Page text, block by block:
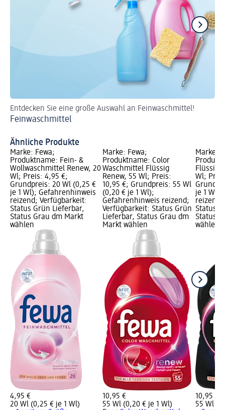
Entdecken Sie eine große Auswahl an Feinwaschmittel!
Feinwaschmittel
Ähnliche Produkte
Marke: Fewa;
Produktname: Fein- &
Wollwaschmittel Renew, 20
Wl; Preis: 4,95 €;
Grundpreis: 20 Wl (0,25 €
je 1 Wl); Gefahrenhinweis
reizend; Verfügbarkeit:
Status Grün Lieferbar,
Status Grau dm Markt
wählen
4,95 €
20 Wl (0,25 € je 1 Wl)
Marke: Fewa;
Produktname: Color
Waschmittel Flüssig
Renew, 55 Wl; Preis:
10,95 €; Grundpreis: 55 Wl
(0,20 € je 1 Wl);
Gefahrenhinweis reizend;
Verfügbarkeit: Status Grün
Lieferbar, Status Grau dm
Markt wählen
10,95 €
55 Wl (0,20 € je 1 Wl)
Marke:
Flüssig
Wl;
je 1 Wl);
reizend;
Status
Status
wählen
10,95 €
55 Wl